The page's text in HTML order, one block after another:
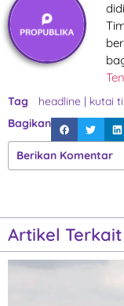
Tag headline| kutai
Bagikan
Berikan Komentar
Artikel Terkait